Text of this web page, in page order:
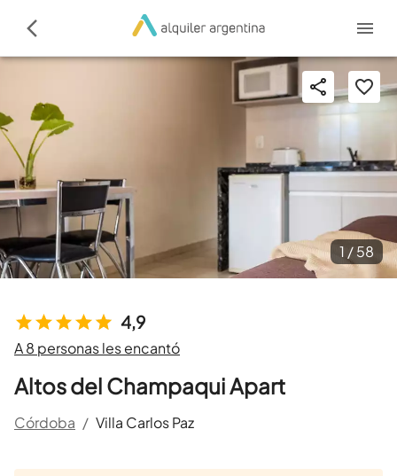
4,9
A 8 personas les encantó
Altos del Champaqui Apart
Córdoba / Villa Carlos Paz
1 /58